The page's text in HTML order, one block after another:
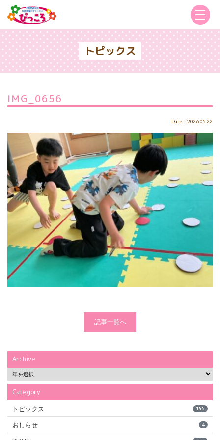
トピックス
IMG_0656
Date：2026.05.22
記事一覧へ
Archive
Category
トピックス 195
おしらせ 4